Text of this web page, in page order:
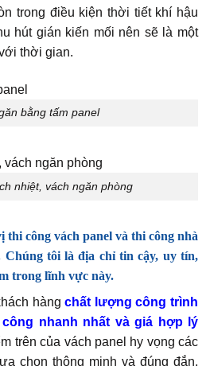
trong điều kiện thời tiết khí hậu
hút gián kiến mối nên sẽ là một
thời gian.
bằng tấm panel
nhiệt, vách ngăn phòng
thi công vách panel và thi công nhà
Chúng tôi là địa chỉ tin cậy, uy tín,
trong lĩnh vực này.
hàng chất lượng công trình
nhanh nhất và giá hợp lý
trên của vách panel hy vọng các
chọn thông minh và đúng đắn.